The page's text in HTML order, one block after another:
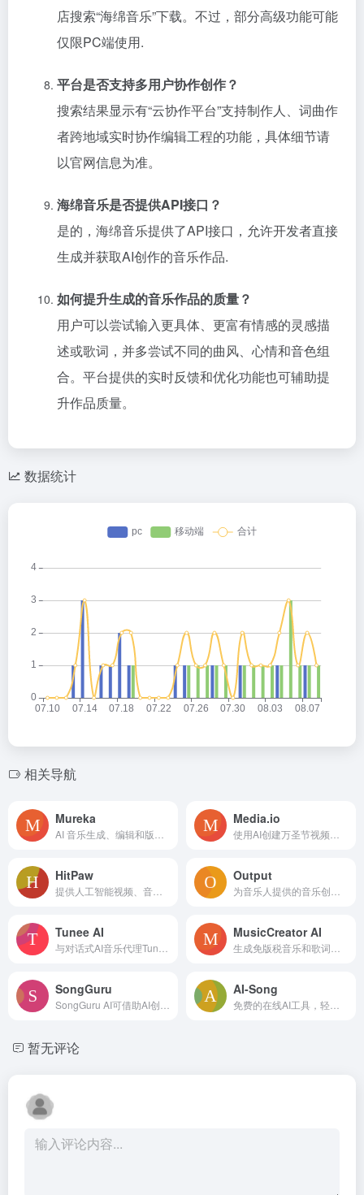
店搜索“海绵音乐”下载。不过，部分高级功能可能
仅限PC端使用.
平台是否支持多用户协作创作？
搜索结果显示有“云协作平台”支持制作人、词曲作
者跨地域实时协作编辑工程的功能，具体细节请
以官网信息为准。
海绵音乐是否提供API接口？
是的，海绵音乐提供了API接口，允许开发者直接
生成并获取AI创作的音乐作品.
如何提升生成的音乐作品的质量？
用户可以尝试输入更具体、更富有情感的灵感描
述或歌词，并多尝试不同的曲风、心情和音色组
合。平台提供的实时反馈和优化功能也可辅助提
升作品质量。
数据统计
相关导航
Mureka Media.io
HitPaw Output
Tunee AI MusicCreator AI
SongGuru AI-Song
暂无评论